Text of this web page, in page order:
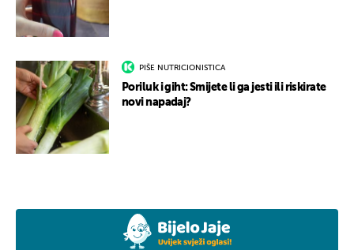
PIŠE NUTRICIONISTICA
Poriluk i giht: Smijete li ga jesti ili riskirate
novi napadaj?